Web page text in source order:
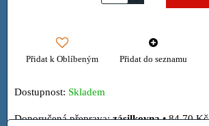
Přidat k Oblíbeným Přidat do seznamu
Dostupnost: Skladem
zásilkovna•84,70 Kč